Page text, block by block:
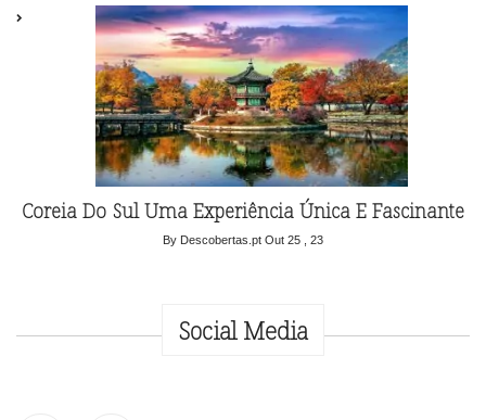
Coreia Do Sul Uma Experiência Única E Fascinante
By Descobertas.pt Out 25 , 23
Social Media